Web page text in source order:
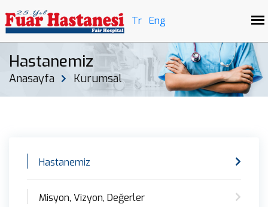
Tr Eng
Hastanemiz
Anasayfa Kurumsal
Hastanemiz
Misyon, Vizyon, Değerler